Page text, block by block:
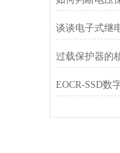
过载保护器的
EOCR-SSD数